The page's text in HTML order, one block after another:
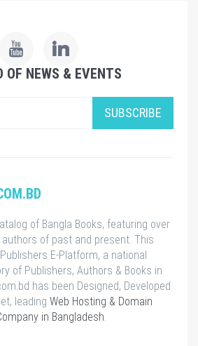
OF NEWS & EVENTS
SUBSCRIBE
of Bangla Books, featuring over
of past and present. This
E-Platform, a national
of Publishers, Authors & Books in
has been Designed, Developed
leading Web Hosting & Domain
in Bangladesh